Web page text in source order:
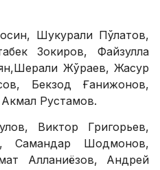
Шукурали Пўлатов,
Зокиров, Файзулла
Жўраев, Жасур
Бекзод Ғанижонов,
Рустамов.
Виктор Григорьев,
Самандар Шодмонов,
Алланиёзов, Андрей